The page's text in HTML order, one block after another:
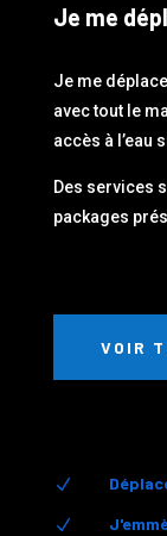
Je me
Je me
avec tout le
accès à l’eau
Des services
packages
VOIR
N
N